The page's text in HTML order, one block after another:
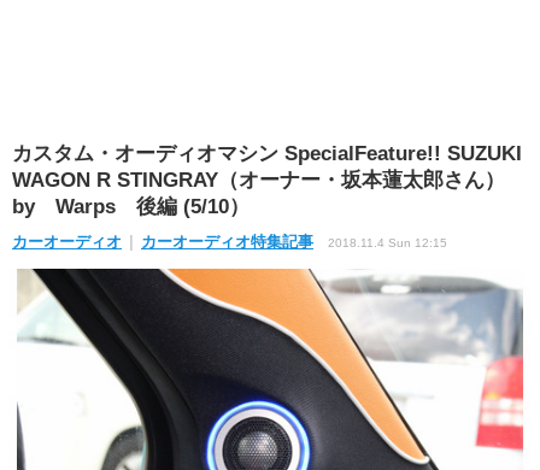
カスタム・オーディオマシン SpecialFeature!! SUZUKI
WAGON R STINGRAY（オーナー・坂本蓮太郎さん）
by Warps 後編 (5/10）
カーオーディオ カーオーディオ特集記事 2018.11.4 Sun 12:15